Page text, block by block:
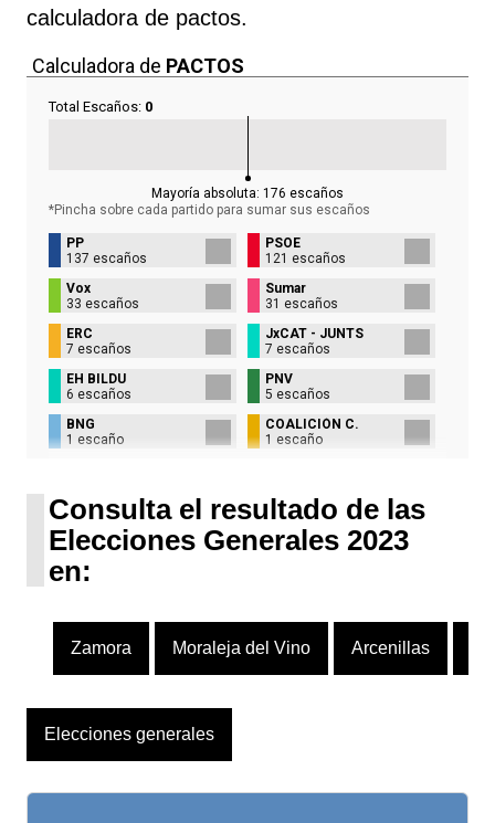
calculadora de pactos.
Calculadora de PACTOS
Total Escaños: 0
Mayoría absoluta: 176 escaños
*Pincha sobre cada partido para sumar sus escaños
PP
137 escaños
PSOE
121 escaños
Vox
33 escaños
Sumar
31 escaños
ERC
7 escaños
JxCAT - JUNTS
7 escaños
EH BILDU
6 escaños
PNV
5 escaños
BNG
1 escaño
COALICIÓN C.
1 escaño
Consulta el resultado de las
Elecciones Generales 2023
en:
Zamora Moraleja del Vino Arcenillas
Elecciones generales